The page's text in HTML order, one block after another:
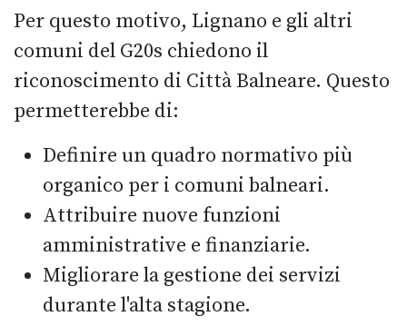
Per questo motivo, Lignano e gli altri
comuni del G20s chiedono il
riconoscimento di Città Balneare. Questo
permetterebbe di:
Definire un quadro normativo più
organico per i comuni balneari.
Attribuire nuove funzioni
amministrative e finanziarie.
Migliorare la gestione dei servizi
durante l'alta stagione.